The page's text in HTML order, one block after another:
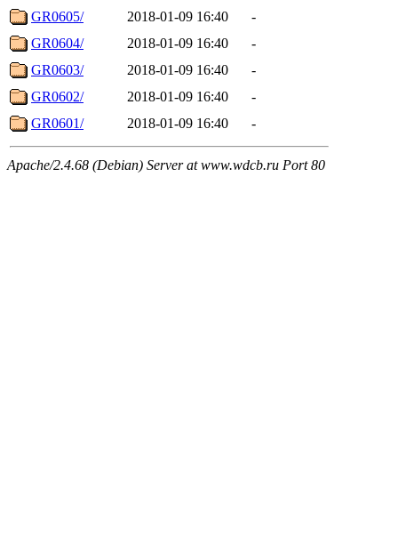
GR0605/
2018-01-09 16:40
-
GR0604/
2018-01-09 16:40
-
GR0603/
2018-01-09 16:40
-
GR0602/
2018-01-09 16:40
-
GR0601/
2018-01-09 16:40 -
Apache/2.4.68 (Debian) Server at www.wdcb.ru Port 80